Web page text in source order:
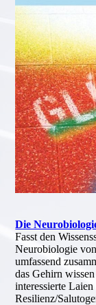
Die
Fasst den
Neurobiologie
umfassend
das Gehirn
interessierte
Resilienz/